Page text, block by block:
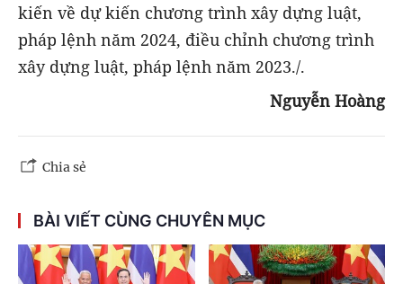
kiến về dự kiến chương trình xây dựng luật,
pháp lệnh năm 2024, điều chỉnh chương trình
xây dựng luật, pháp lệnh năm 2023./.
Nguyễn Hoàng
Chia sẻ
BÀI VIẾT CÙNG CHUYÊN MỤC